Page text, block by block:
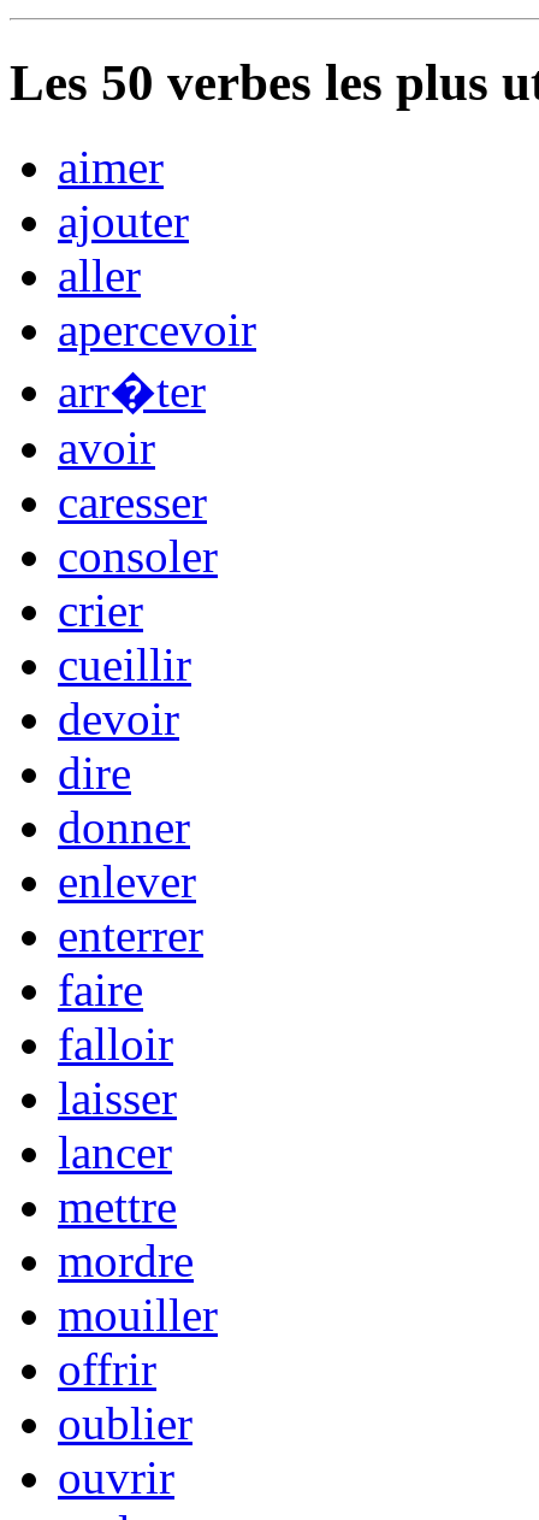
Les 50 verbes les plus
aimer
ajouter
aller
apercevoir
arr�ter
avoir
caresser
consoler
crier
cueillir
devoir
dire
donner
enlever
enterrer
faire
falloir
laisser
lancer
mettre
mordre
mouiller
offrir
oublier
ouvrir